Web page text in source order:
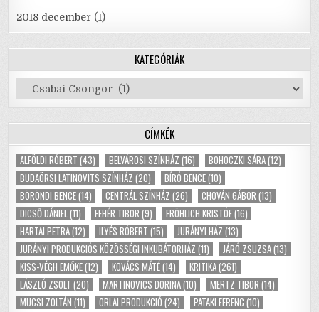
2018 december (1)
KATEGÓRIÁK
Kategóriák
CÍMKÉK
ALFÖLDI RÓBERT (43) BELVÁROSI SZÍNHÁZ (16) BOHOCZKI SÁRA(12)
BUDAÖRSI LATINOVITS SZÍNHÁZ (20) BÍRÓ BENCE(10)
BÖRÖNDI BENCE(14) CENTRÁL SZÍNHÁZ (26) CHOVÁN GÁBOR (13)
DICSŐ DÁNIEL(11) FEHÉR TIBOR (9) FRÖHLICH KRISTÓF(16)
HARTAI PETRA(12) ILYÉS RÓBERT (15) JURÁNYI HÁZ (13)
JURÁNYI PRODUKCIÓS KÖZÖSSÉGI INKUBÁTORHÁZ (11) JÁRÓ ZSUZSA(13)
KISS-VÉGH EMŐKE(12) KOVÁCS MÁTÉ(14) KRITIKA(261)
LÁSZLÓ ZSOLT (20) MARTINOVICS DORINA(10) MERTZ TIBOR (14)
MUCSI ZOLTÁN (11) ORLAI PRODUKCIÓ (24) PATAKI FERENC (10)